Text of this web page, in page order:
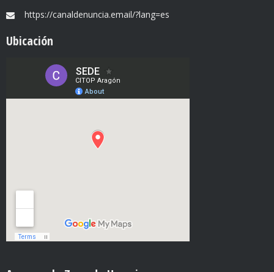
https://canaldenuncia.email/?lang=es
Ubicación